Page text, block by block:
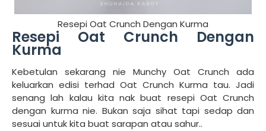
Resepi Oat Crunch Dengan Kurma
Resepi Oat Crunch Dengan
Kurma
Kebetulan sekarang nie Munchy Oat Crunch ada
keluarkan edisi terhad Oat Crunch Kurma tau. Jadi
senang lah kalau kita nak buat resepi Oat Crunch
dengan kurma nie. Bukan saja sihat tapi sedap dan
sesuai untuk kita buat sarapan atau sahur..